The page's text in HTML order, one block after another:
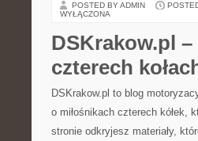
POSTED BY ADMIN
WYŁĄCZONA
DSKrakow.pl
czterech
DSKrakow.pl to blog
o miłośnikach czterech kółek,
stronie odkryjesz materiały,